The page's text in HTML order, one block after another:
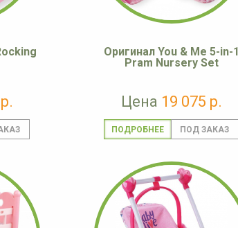
Оригинал You & Me 5-in-1
Pram Nursery Set
Цена 19 075 р.
ПОДРОБНЕЕ